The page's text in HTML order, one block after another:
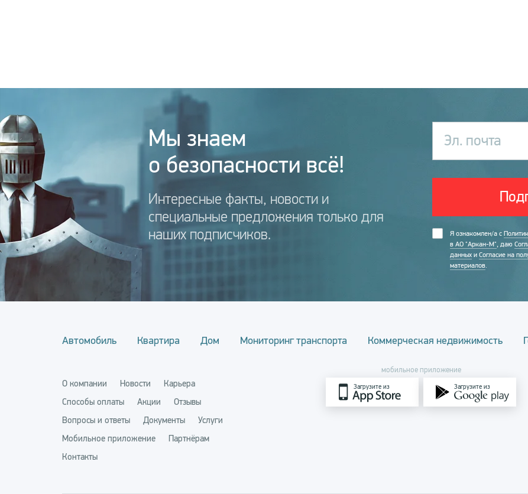
Мы знаем
о безопасности всё!
Интересные факты, новости и
специальные предложения только для
наших подписчиков.
Эл. почта
Я ознакомлен/а с
в АО "Аркан-М", даю
данных и Согласие на
материалов.
Автомобиль Квартира Дом Мониторинг транспорта Коммерческая недвижимость
О компании Новости
Карьера
Способы оплаты
Акции
Отзывы
Вопросы и ответы
Документы
Услуги
Мобильное приложение
Партнёрам
Контакты
мобильное приложение
Загрузите из Загрузите из